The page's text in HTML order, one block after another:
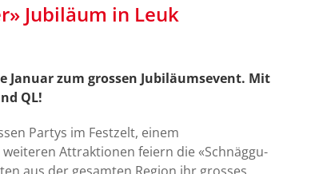
Jubiläum in Leuk
Januar zum grossen Jubiläumsevent. Mit
QL!
Partys im Festzelt, einem
Attraktionen feiern die «Schnäggu-